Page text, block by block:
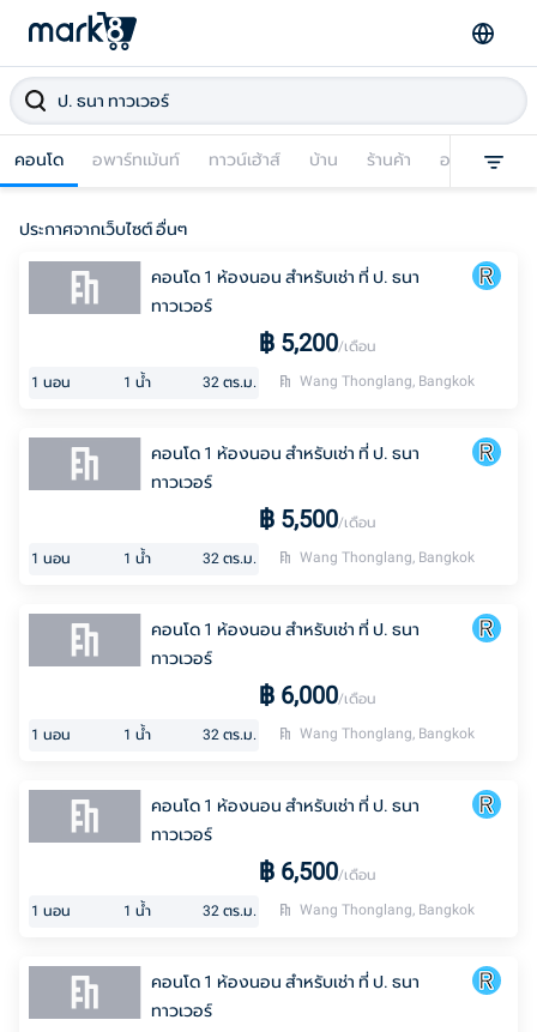
คอนโด อพาร์ทเม้นท์ ทาวน์เฮ้าส์ บ้าน ร้านค้า อาคารพาณิช
ประกาศจากเว็บไซต์ อื่นๆ
คอนโด 1 ห้องนอน สำหรับเช่า ที่ ป. ธนา
ทาวเวอร์
฿ 5,200/เดือน
1 นอน 1 น้ำ 32 ตร.ม. Wang Thonglang, Bangkok
คอนโด 1 ห้องนอน สำหรับเช่า ที่ ป. ธนา
ทาวเวอร์
฿ 5,500/เดือน
1 นอน 1 น้ำ 32 ตร.ม. Wang Thonglang, Bangkok
คอนโด 1 ห้องนอน สำหรับเช่า ที่ ป. ธนา
ทาวเวอร์
฿ 6,000/เดือน
1 นอน 1 น้ำ 32 ตร.ม. Wang Thonglang, Bangkok
คอนโด 1 ห้องนอน สำหรับเช่า ที่ ป. ธนา
ทาวเวอร์
฿ 6,500/เดือน
1 นอน 1 น้ำ 32 ตร.ม. Wang Thonglang, Bangkok
คอนโด 1 ห้องนอน สำหรับเช่า ที่ ป. ธนา
ทาวเวอร์